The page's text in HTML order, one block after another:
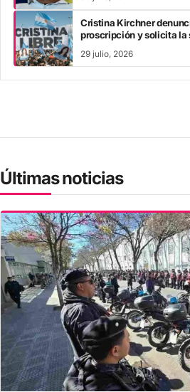
Cristina Kirchner
proscripción y solicita la
29 julio, 2026
Últimas noticias